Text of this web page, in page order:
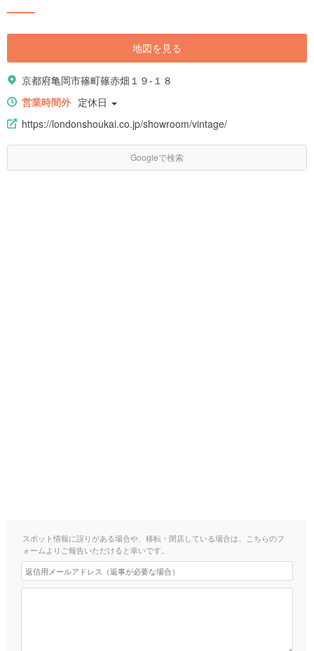
地図を見る
京都府亀岡市篠町篠赤畑１９-１８
営業時間外 定休日
https://londonshoukai.co.jp/showroom/vintage/
Googleで検索
スポット情報に誤りがある場合や、移転・閉店している場合は、こちらのフ
ォームよりご報告いただけると幸いです。